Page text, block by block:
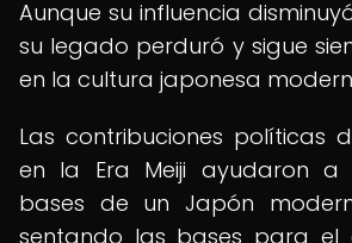
Aunque su influencia
su legado perduró y sigue
en la cultura japonesa
Las contribuciones políticas
en la Era Meiji ayudaron a
bases de un Japón
sentando las bases para el